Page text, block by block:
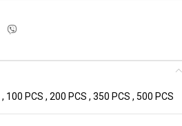
, 100 PCS , 200 PCS , 350 PCS , 500 PCS